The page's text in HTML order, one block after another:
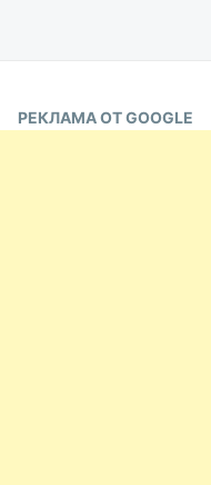
РЕКЛАМА ОТ GOOGLE